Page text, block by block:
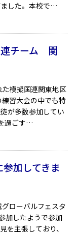
した。本校で
チーム 関
模擬国連関東地区
習大会の中でも特
が多数参加してい
過ごす
加してきま
ローバルフェスタ
加したようで参加
を主張しており、